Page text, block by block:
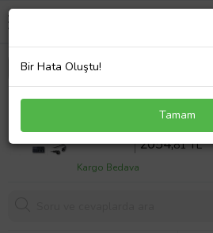
Lenovo IdeaPad Gaming
Adaptör Laptop Şarj 135W
Sepette %10
2054,81 TL
Kargo Bedava
Bir Hata Oluştu!
Tamam